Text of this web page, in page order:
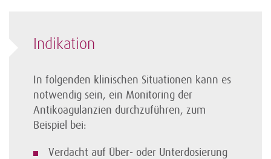
Indikation
In folgenden klinischen Situationen kann es
notwendig sein, ein Monitoring der
Antikoagulanzien durchzuführen, zum
Beispiel bei:
Verdacht auf Über- oder Unterdosierung